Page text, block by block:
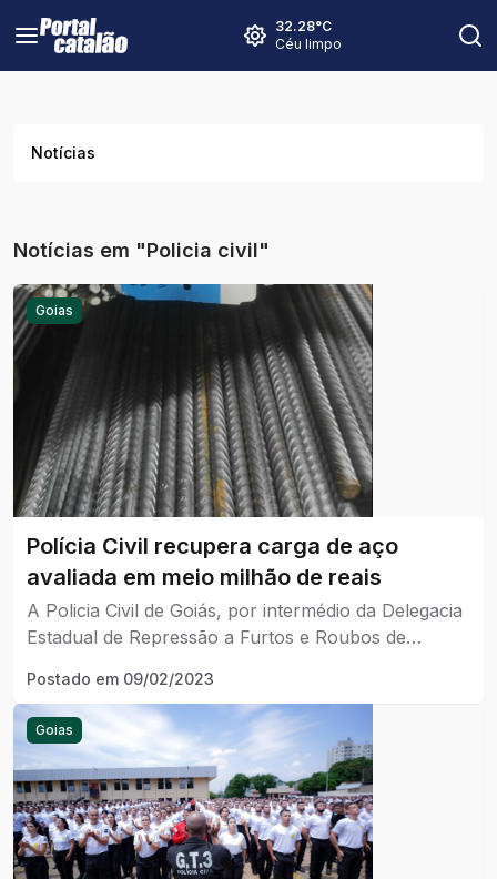
32.28°C
Céu limpo
Notícias
Notícias em "Policia civil"
Goias
Polícia Civil recupera carga de aço
avaliada em meio milhão de reais
A Policia Civil de Goiás, por intermédio da Delegacia
Estadual de Repressão a Furtos e Roubos de
São Paulo, desmantelou uma organização
criminosa especializada em estelionato envolvendo
carregamentos de cargas de aço.
Postado em 09/02/2023
Goias